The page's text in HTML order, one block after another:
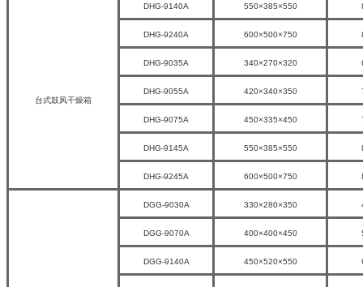
台式鼓风干燥箱
DHG-9140A 550×385×550
DHG-9240A 600×500×750
DHG-9035A 340×270×320
DHG-9055A 420×340×350
DHG-9075A 450×335×450
DHG-9145A 550×385×550
DHG-9245A 600×500×750
DGG-9030A 330×280×350
DGG-9070A 400×400×450
DGG-9140A 450×520×550